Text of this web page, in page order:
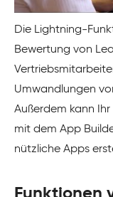
Die Lightning-
Bewertung von
Umwandlungen
Außerdem kann
mit dem App
nützliche Apps
Funktionen